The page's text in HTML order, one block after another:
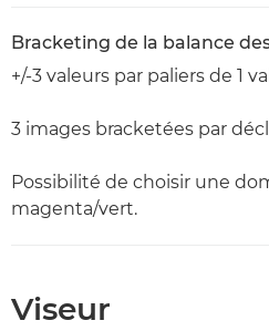
Bracketing de la balance
+/-3 valeurs par paliers de 1
3 images bracketées par
Possibilité de choisir une
magenta/vert.
Viseur